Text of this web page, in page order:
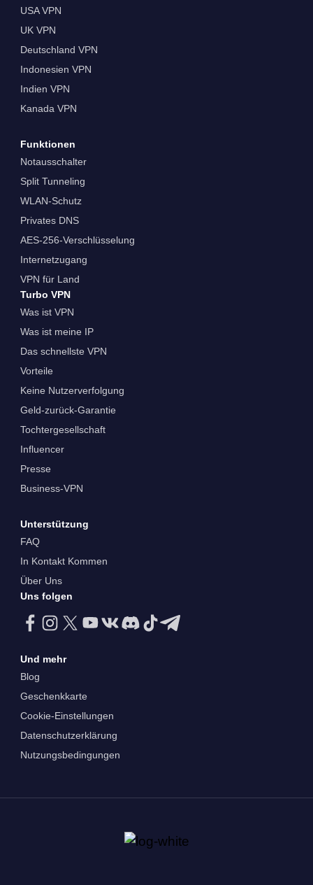
USA VPN
UK VPN
Deutschland VPN
Indonesien VPN
Indien VPN
Kanada VPN
Funktionen
Notausschalter
Split Tunneling
WLAN-Schutz
Privates DNS
AES-256-Verschlüsselung
Internetzugang
VPN für Land
Turbo VPN
Was ist VPN
Was ist meine IP
Das schnellste VPN
Vorteile
Keine Nutzerverfolgung
Geld-zurück-Garantie
Tochtergesellschaft
Influencer
Presse
Business-VPN
Unterstützung
FAQ
In Kontakt Kommen
Über Uns
Uns folgen
Und mehr
Blog
Geschenkkarte
Cookie-Einstellungen
Datenschutzerklärung
Nutzungsbedingungen